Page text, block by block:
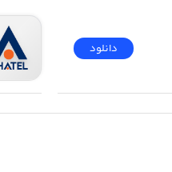
دانلود